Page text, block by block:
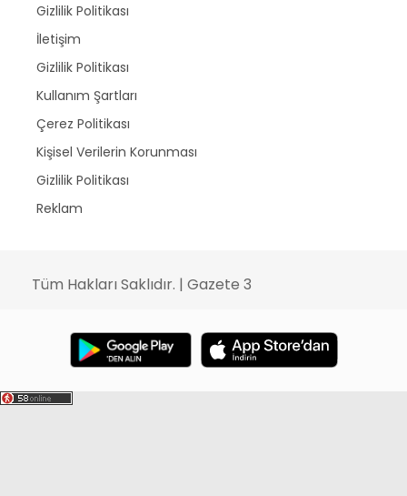
Gizlilik Politikası
İletişim
Gizlilik Politikası
Kullanım Şartları
Çerez Politikası
Kişisel Verilerin Korunması
Gizlilik Politikası
Reklam
Tüm Hakları Saklıdır. | Gazete 3